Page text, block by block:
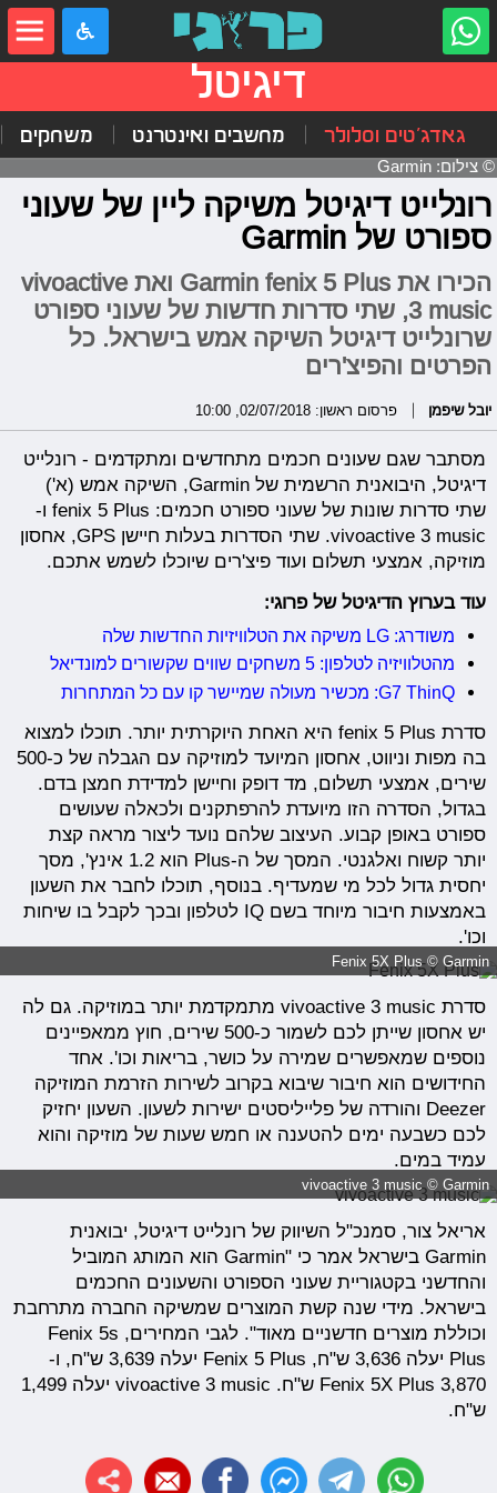
דיגיטל
גאדג'טים וסלולר מחשבים ואינטרנט משחקים
© צילום: Garmin
רונלייט דיגיטל משיקה ליין של שעוני
ספורט של Garmin
הכירו את Garmin fenix 5 Plus ואת vivoactive
3 music, שתי סדרות חדשות של שעוני ספורט
שרונלייט דיגיטל השיקה אמש בישראל. כל
הפרטים והפיצ'רים
יובל שיפמן פרסום ראשון: 02/07/2018, 10:00
מסתבר שגם שעונים חכמים מתחדשים ומתקדמים - רונלייט
דיגיטל, היבואנית הרשמית של Garmin, השיקה אמש (א')
שתי סדרות שונות של שעוני ספורט חכמים: fenix 5 Plus ו-
vivoactive 3 music. שתי הסדרות בעלות חיישן GPS, אחסון
מוזיקה, אמצעי תשלום ועוד פיצ'רים שיוכלו לשמש אתכם.
עוד בערוץ הדיגיטל של פרוגי:
משודרג: LG משיקה את הטלוויזיות החדשות שלה
מהטלוויזיה לטלפון: 5 משחקים שווים שקשורים למונדיאל
G7 ThinQ: מכשיר מעולה שמיישר קו עם כל המתחרות
סדרת fenix 5 Plus היא האחת היוקרתית יותר. תוכלו למצוא
בה מפות וניווט, אחסון המיועד למוזיקה עם הגבלה של כ-500
שירים, אמצעי תשלום, מד דופק וחיישן למדידת חמצן בדם.
בגדול, הסדרה הזו מיועדת להרפתקנים ולכאלה שעושים
ספורט באופן קבוע. העיצוב שלהם נועד ליצור מראה קצת
יותר קשוח ואלגנטי. המסך של ה-Plus הוא 1.2 אינץ', מסך
יחסית גדול לכל מי שמעדיף. בנוסף, תוכלו לחבר את השעון
באמצעות חיבור מיוחד בשם IQ לטלפון ובכך לקבל בו שיחות
וכו'.
Fenix 5X Plus © Garmin
סדרת vivoactive 3 music מתמקדמת יותר במוזיקה. גם לה
יש אחסון שייתן לכם לשמור כ-500 שירים, חוץ ממאפיינים
נוספים שמאפשרים שמירה על כושר, בריאות וכו'. אחד
החידושים הוא חיבור שיבוא בקרוב לשירות הזרמת המוזיקה
Deezer והורדה של פלייליסטים ישירות לשעון. השעון יחזיק
לכם כשבעה ימים להטענה או חמש שעות של מוזיקה והוא
עמיד במים.
vivoactive 3 music © Garmin
אריאל צור, סמנכ"ל השיווק של רונלייט דיגיטל, יבואנית
Garmin בישראל אמר כי "Garmin הוא המותג המוביל
והחדשני בקטגוריית שעוני הספורט והשעונים החכמים
בישראל. מידי שנה קשת המוצרים שמשיקה החברה מתרחבת
וכוללת מוצרים חדשניים מאוד". לגבי המחירים, Fenix 5s
Plus יעלה 3,636 ש"ח, Fenix 5 Plus יעלה 3,639 ש"ח, ו-
Fenix 5X Plus 3,870 ש"ח. vivoactive 3 music יעלה 1,499
ש"ח.